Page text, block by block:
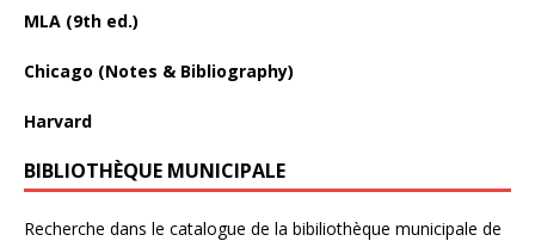
MLA (9th ed.)
Chicago (Notes & Bibliography)
Harvard
BIBLIOTHÈQUE MUNICIPALE
Recherche dans le catalogue de la bibiliothèque municipale de